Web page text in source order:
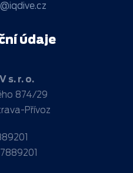
údaje
s. r. o.
874/29
Přívoz